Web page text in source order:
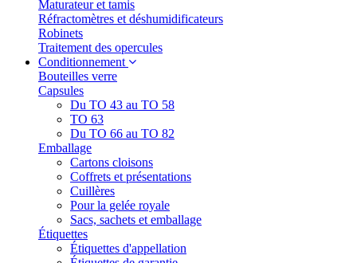
Maturateur et tamis
Réfractomètres et déshumidificateurs
Robinets
Traitement des opercules
Conditionnement
Bouteilles verre
Capsules
Du TO 43 au TO 58
TO 63
Du TO 66 au TO 82
Emballage
Cartons cloisons
Coffrets et présentations
Cuillères
Pour la gelée royale
Sacs, sachets et emballage
Étiquettes
Étiquettes d'appellation